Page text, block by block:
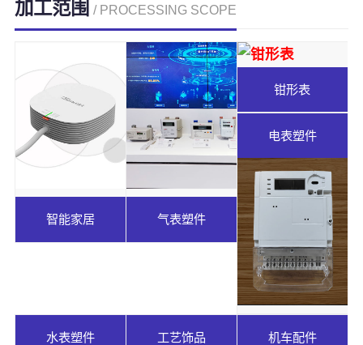
加工范围 / PROCESSING SCOPE
智能家居 气表塑件
钳形表
电表塑件
水表塑件 工艺饰品 机车配件